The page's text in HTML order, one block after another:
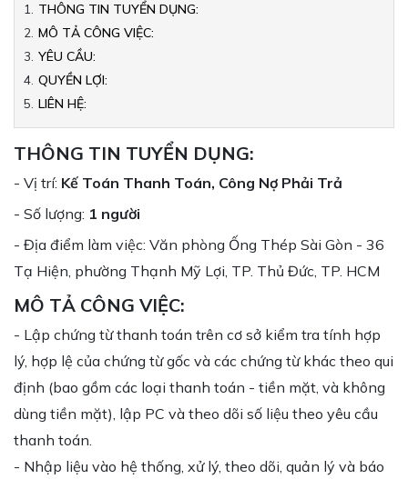
THÔNG TIN TUYỂN DỤNG:
MÔ TẢ CÔNG VIỆC:
YÊU CẦU:
QUYỀN LỢI:
LIÊN HỆ:
THÔNG TIN TUYỂN DỤNG:
- Vị trí: Kế Toán Thanh Toán, Công Nợ Phải Trả
- Số lượng: 1 người
- Địa điểm làm việc: Văn phòng Ống Thép Sài Gòn - 36
Tạ Hiện, phường Thạnh Mỹ Lợi, TP. Thủ Đức, TP. HCM
MÔ TẢ CÔNG VIỆC:
- Lập chứng từ thanh toán trên cơ sở kiểm tra tính hợp
lý, hợp lệ của chứng từ gốc và các chứng từ khác theo qui
định (bao gồm các loại thanh toán - tiền mặt, và không
dùng tiền mặt), lập PC và theo dõi số liệu theo yêu cầu
thanh toán.
- Nhập liệu vào hệ thống, xử lý, theo dõi, quản lý và báo